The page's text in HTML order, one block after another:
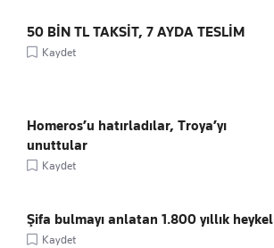
50 BİN TL TAKSİT, 7 AYDA TESLİM
Kaydet
Homeros’u hatırladılar, Troya’yı
unuttular
Kaydet
Şifa bulmayı anlatan 1.800 yıllık heykel
Kaydet